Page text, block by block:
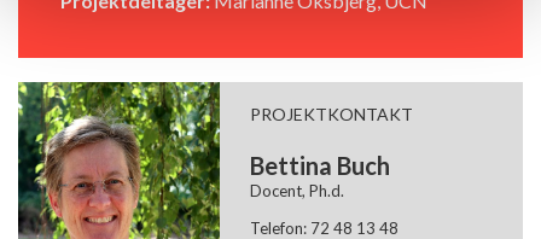
PROJEKTKONTAKT
Bettina Buch
Docent, Ph.d.
Telefon: 72 48 13 48